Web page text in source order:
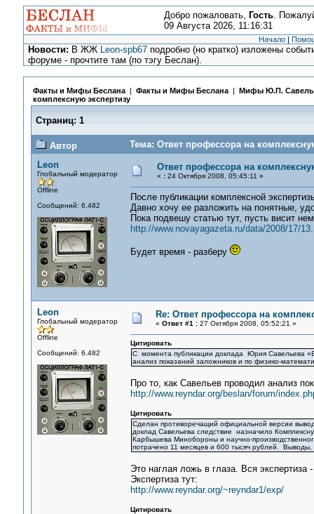
Добро пожаловать, Гость.
09 Августа 2026, 11:16:31
Начало |
Новости: В ЖЖ Leon-spb67 подробно (но кратко) изложены
форуме - прочтите там (по тэгу Беслан).
Факты и Мифы Беслана| Факты и Мифы Беслана| Мифы Ю.П.
комплексную экспертизу
Страниц: 1
Автор
Тема: Ответ профессора на
Leon
Глобальный модератор
Offline
Сообщений: 6,482
Ответ профессора на
« :24 Октября 2008, 05:45:11 »
После публикации комплексной
Давно хочу ее разложить на понятные,
Пока подвешу статью тут, пусть висит
http://www.novayagazeta.ru/data/2008/17/
Будет время - разберу
Leon
Глобальный модератор
Offline
Сообщений: 6,482
Re: Ответ профессора на
« Ответ #1 :27 Октября 2008, 05:52:21 »
Цитировать
С момента публикации доклада Юрия Савельева
анализ показаний заложников и по физико-
Про то, как Савельев проводил анализ
http://www.reyndar.org/beslan/forum/
Цитировать
Сделан противоречащий официальной версии
доклад Савельева следствие назначило
Карбышева Минобороны и научно-
потрачено 11 месяцев и 600 тысяч рублей.
Это наглая ложь в глаза. Вся экспертиза
Экспертиза тут:
http://www.reyndar.org/~reyndar1/exp/
Цитировать